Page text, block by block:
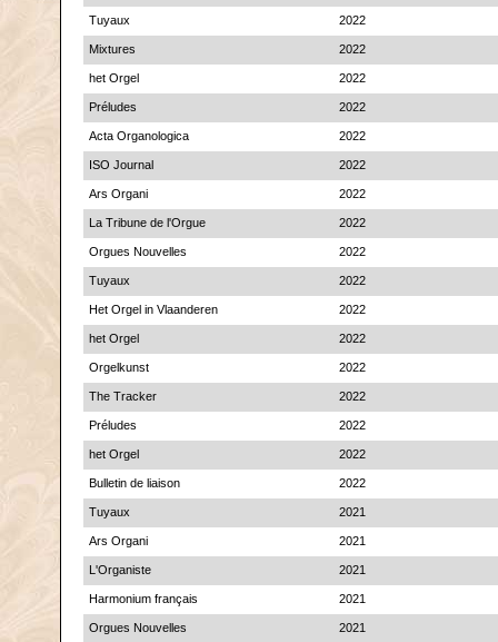
Tuyaux 2022
Mixtures 2022
het Orgel 2022
Préludes 2022
Acta Organologica 2022
ISO Journal 2022
Ars Organi 2022
La Tribune de l'Orgue 2022
Orgues Nouvelles 2022
Tuyaux 2022
Het Orgel in Vlaanderen 2022
het Orgel 2022
Orgelkunst 2022
The Tracker 2022
Préludes 2022
het Orgel 2022
Bulletin de liaison 2022
Tuyaux 2021
Ars Organi 2021
L'Organiste 2021
Harmonium français 2021
Orgues Nouvelles 2021